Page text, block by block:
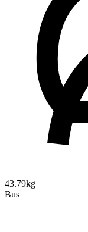
43.79kg
Bus